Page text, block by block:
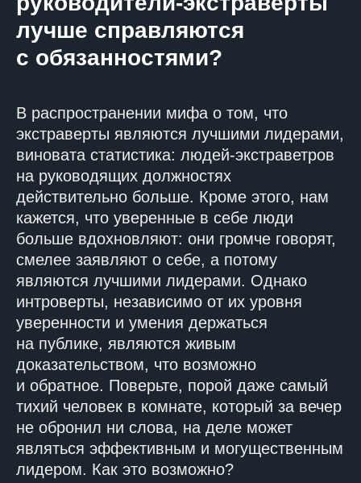
лучше справляются
с обязанностями?
В распространении мифа о том, что
экстраверты являются лучшими лидерами,
виновата статистика: людей-экстраветров
на руководящих должностях
действительно больше. Кроме этого, нам
кажется, что уверенные в себе люди
больше вдохновляют: они громче говорят,
смелее заявляют о себе, а потому
являются лучшими лидерами. Однако
интроверты, независимо от их уровня
уверенности и умения держаться
на публике, являются живым
доказательством, что возможно
и обратное. Поверьте, порой даже самый
тихий человек в комнате, который за вечер
не обронил ни слова, на деле может
являться эффективным и могущественным
лидером. Как это возможно?